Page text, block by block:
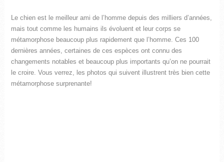
Le chien est le meilleur ami de l’homme depuis des milliers d’années,
mais tout comme les humains ils évoluent et leur corps se
métamorphose beaucoup plus rapidement que l’homme. Ces 100
dernières années, certaines de ces espèces ont connu des
changements notables et beaucoup plus importants qu’on ne pourrait
le croire. Vous verrez, les photos qui suivent illustrent très bien cette
métamorphose surprenante!